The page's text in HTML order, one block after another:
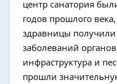
центр санатория
годов прошлого
здравницы
заболеваний
инфраструктура и
прошли